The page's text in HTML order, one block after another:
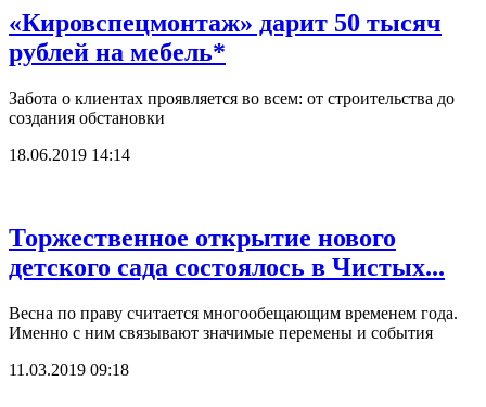
«Кировспецмонтаж» дарит 50 тысяч
рублей на мебель*
Забота о клиентах проявляется во всем: от строительства до
создания обстановки
18.06.2019 14:14
Торжественное открытие нового
детского сада состоялось в Чистых...
Весна по праву считается многообещающим временем года.
Именно с ним связывают значимые перемены и события
11.03.2019 09:18